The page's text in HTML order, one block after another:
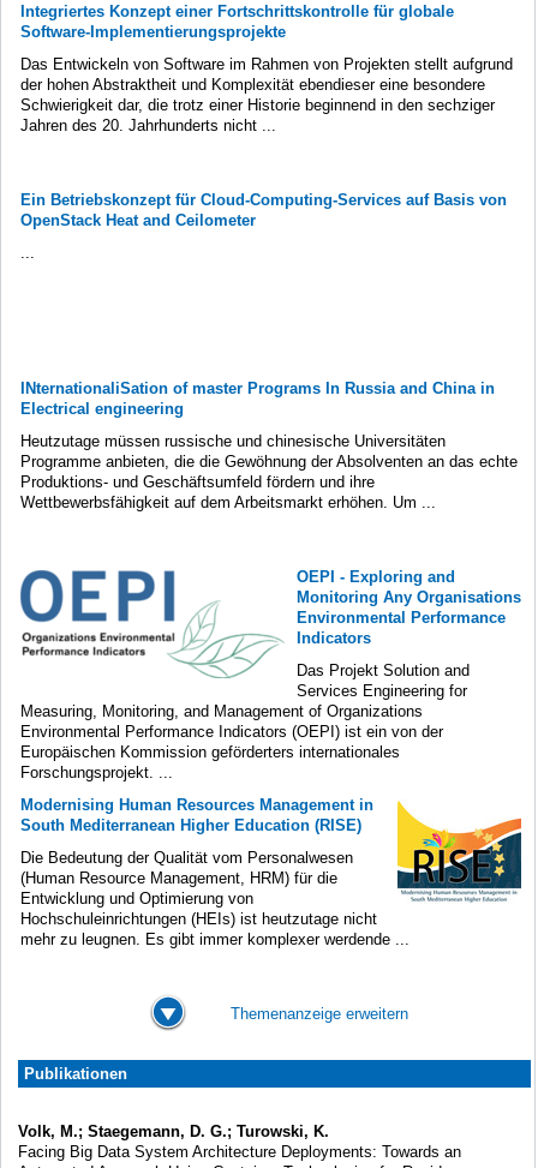
Integriertes Konzept einer Fortschrittskontrolle für globale
Software-Implementierungsprojekte
Das Entwickeln von Software im Rahmen von Projekten stellt aufgrund
der hohen Abstraktheit und Komplexität ebendieser eine besondere
Schwierigkeit dar, die trotz einer Historie beginnend in den sechziger
Jahren des 20. Jahrhunderts nicht ...
Ein Betriebskonzept für Cloud-Computing-Services auf Basis von
OpenStack Heat and Ceilometer
INternationaliSation of master Programs In Russia and China in
Electrical engineering
Heutzutage müssen russische und chinesische Universitäten
Programme anbieten, die die Gewöhnung der Absolventen an das echte
Produktions- und Geschäftsumfeld fördern und ihre
Wettbewerbsfähigkeit auf dem Arbeitsmarkt erhöhen. Um ...
OEPI - Exploring and
Monitoring Any Organisations
Environmental Performance
Indicators
Das Projekt Solution and
Services Engineering for
Measuring, Monitoring, and Management of Organizations
Environmental Performance Indicators (OEPI) ist ein von der
Europäischen Kommission geförderters internationales
Forschungsprojekt. ...
Modernising Human Resources Management in
South Mediterranean Higher Education (RISE)
Die Bedeutung der Qualität vom Personalwesen
(Human Resource Management, HRM) für die
Entwicklung und Optimierung von
Hochschuleinrichtungen (HEIs) ist heutzutage nicht
mehr zu leugnen. Es gibt immer komplexer werdende ...
Themenanzeige erweitern
Publikationen
Volk, M.; Staegemann, D. G.; Turowski, K.
Facing Big Data System Architecture Deployments: Towards an